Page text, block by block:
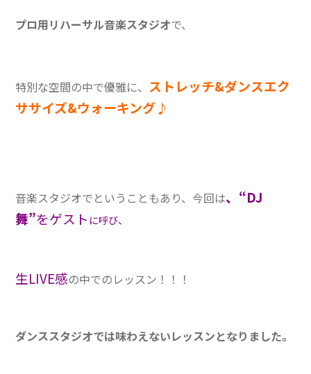
プロ用リハーサル音楽スタジオで、
特別な空間の中で優雅に、 ストレッチ&ダンスエク
ササイズ&ウォーキング♪
音楽スタジオでということもあり、今回は、“DJ
舞”をゲスト に呼び、
生LIVE感の中でのレッスン！！！
ダンススタジオでは味わえないレッスンとなりました。